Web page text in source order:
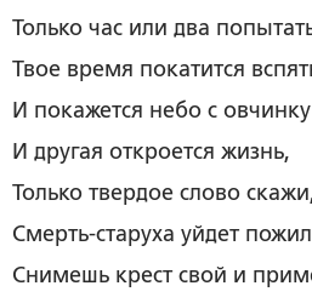
Только час или два
Твое время покатится
И покажется небо с
И другая откроется жизнь,
Только твердое слово
Смерть-старуха уйдет
Снимешь крест свой и